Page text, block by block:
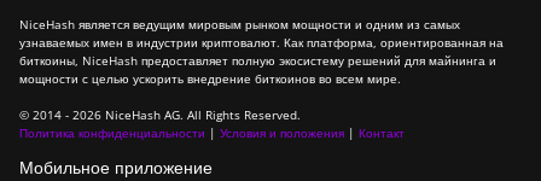
NiceHash является ведущим мировым рынком мощности и одним из самых
узнаваемых имен в индустрии криптовалют. Как платформа, ориентированная на
биткоины, NiceHash предоставляет полную экосистему решений для майнинга и
мощности с целью ускорить внедрение биткоинов во всем мире.
© 2014 - 2026 NiceHash AG. All Rights Reserved.
Политика конфиденциальности | Условия и положения | Контакт
Мобильное приложение